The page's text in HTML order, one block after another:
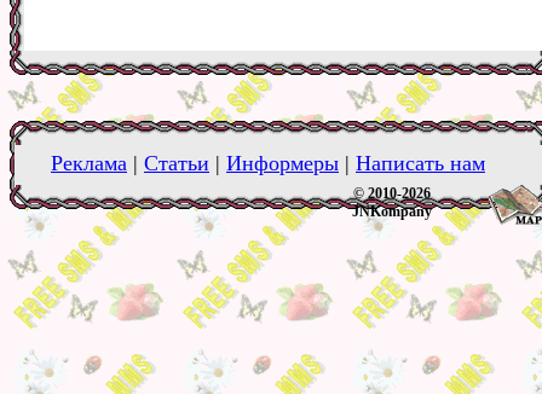
Реклама | Статьи | Информеры | Написать нам
© 2010-2026
JNKompany